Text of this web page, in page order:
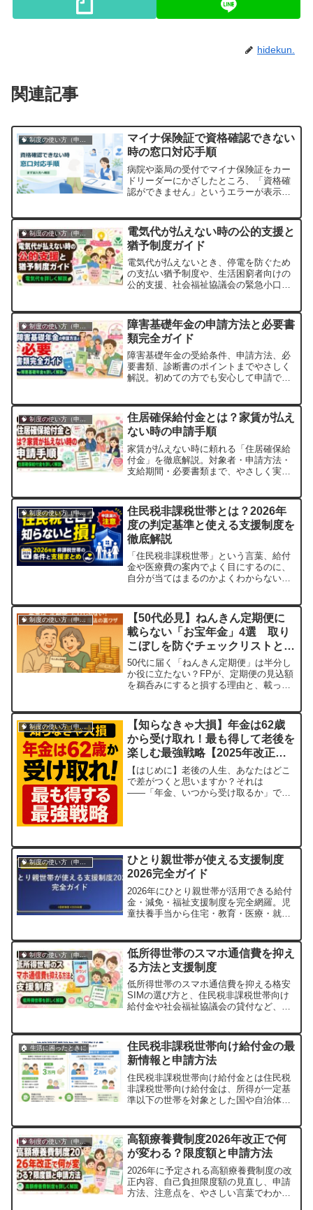
hidekun.
関連記事
🧠 制度の使い方（申請・相談など）
マイナ保険証で資格確認できない
時の窓口対応手順
病院や薬局の受付でマイナ保険証をカー
ドリーダーにかざしたところ、「資格確
認ができません」というエラーが表示さ
従来の健康保険証は新規発行されなくな
り、マイナ保険証を基本とする仕組みに
移行しています。しかし移行期のため、
システ...
🧠 制度の使い方（申請・相談など）
電気代が払えない時の公的支援と
猶予制度ガイド
電気代が払えないとき、停電を防ぐため
の支払い猶予制度や、生活困窮者向けの
公的支援、社会福祉協議会の緊急小口資
🧠 制度の使い方（申請・相談など）
障害基礎年金の申請方法と必要書
類完全ガイド
障害基礎年金の受給条件、申請方法、必
要書類、診断書のポイントまでやさしく
解説。初めての方でも安心して申請でき
🧠 制度の使い方（申請・相談など）
住居確保給付金とは？家賃が払え
ない時の申請手順
家賃が払えない時に頼れる「住居確保給
付金」を徹底解説。対象者・申請方法・
支給期間・必要書類まで、やさしく実践
🧠 制度の使い方（申請・相談など）
住民税非課税世帯とは？2026年
度の判定基準と使える支援制度を
徹底解説
「住民税非課税世帯」という言葉、給付
金や医療費の案内でよく目にするのに、
自分が当てはまるのかよくわからない
す。2026年度（令和8年度）の住民税
は、2025年（令和7年）1月〜12月の所得
をもとに計算されます。正式な通知は6月
ごろ...
🧠 制度の使い方（申請・相談など）
【50代必見】ねんきん定期便に
載らない「お宝年金」4選 取り
こぼしを防ぐチェックリストと見
込額を増やす方法
50代に届く「ねんきん定期便」は半分し
か役に立たない？FPが、定期便の見込額
を鵜呑みにすると損する理由と、載って
ど、年金総額を増やすための具体的なチ
ェックリストと申請方法を、実務経験を
交えて分かりやすく紹介します。
🧠 制度の使い方（申請・相談など）
【知らなきゃ大損】年金は62歳
から受け取れ！最も得して老後を
楽しむ最強戦略【2025年改正対
応】
【はじめに】老後の人生、あなたはどこ
で差がつくと思いますか？それは
――「年金、いつから受け取るか」で決
がいい？……ほんとにそれで後悔しませ
んか？」今回は...
ひとり親世帯が使える支援制度
2026完全ガイド
2026年にひとり親世帯が活用できる給付
金・減免・福祉支援制度を完全網羅。児
童扶養手当から住宅・教育・医療・就労
低所得世帯のスマホ通信費を抑え
る方法と支援制度
低所得世帯のスマホ通信費を抑える格安
SIMの選び方と、住民税非課税世帯向け
給付金や社会福祉協議会の貸付など、申
🏠 生活に困ったときに
住民税非課税世帯向け給付金の最
新情報と申請方法
住民税非課税世帯向け給付金とは住民税
非課税世帯向け給付金は、所得が一定基
準以下の世帯を対象とした国や自治体に
的に給付が実施されています。2026年度
においても、生活が厳しい世帯を支える
ための給付金が予定されており、対象と
なる方は...
🧠 制度の使い方（申請・相談など）
高額療養費制度2026年改正で何
が変わる？限度額と申請方法
2026年に予定される高額療養費制度の改
正内容、自己負担限度額の見直し、申請
方法、注意点を、やさしい言葉でわかり